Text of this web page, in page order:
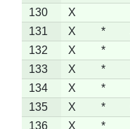
130
X
131
X *
132
X *
133
X *
134
X *
135
X *
136
X *